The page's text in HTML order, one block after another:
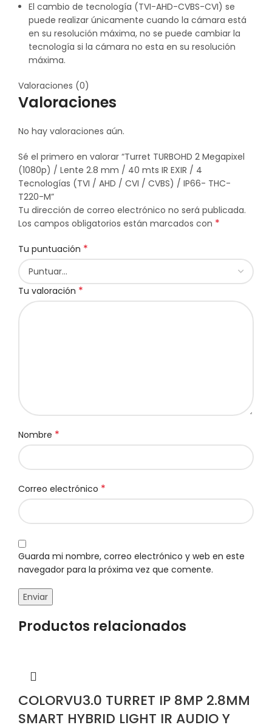
El cambio de tecnología (TVI-AHD-CVBS-CVI) se
puede realizar únicamente cuando la cámara está
en su resolución máxima, no se puede cambiar la
tecnología si la cámara no esta en su resolución
máxima.
Valoraciones (0)
Valoraciones
No hay valoraciones aún.
Sé el primero en valorar “Turret TURBOHD 2 Megapixel
(1080p) / Lente 2.8 mm / 40 mts IR EXIR / 4
Tecnologías (TVI / AHD / CVI / CVBS) / IP66- THC-
T220-M”
Tu dirección de correo electrónico no será publicada.
Los campos obligatorios están marcados con *
Tu puntuación *
Tu valoración *
Nombre *
Correo electrónico *
Guarda mi nombre, correo electrónico y web en este
navegador para la próxima vez que comente.
Productos relacionados
COLORVU3.0 TURRET IP 8MP 2.8MM
SMART HYBRID LIGHT IR AUDIO Y